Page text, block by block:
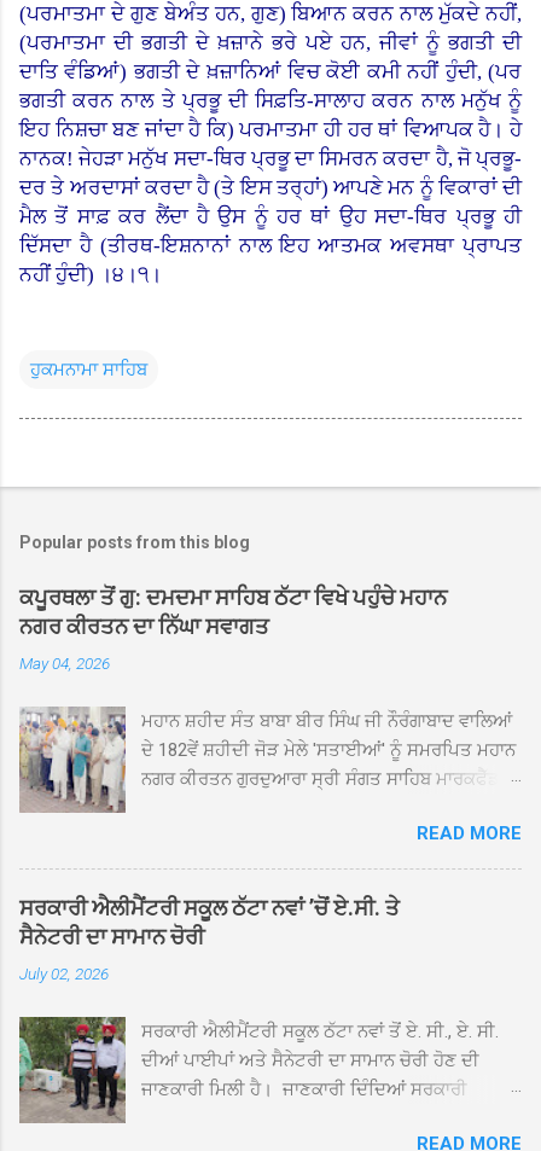
(ਪਰਮਾਤਮਾ ਦੇ ਗੁਣ ਬੇਅੰਤ ਹਨ, ਗੁਣ) ਬਿਆਨ ਕਰਨ ਨਾਲ ਮੁੱਕਦੇ ਨਹੀਂ,
(ਪਰਮਾਤਮਾ ਦੀ ਭਗਤੀ ਦੇ ਖ਼ਜ਼ਾਨੇ ਭਰੇ ਪਏ ਹਨ, ਜੀਵਾਂ ਨੂੰ ਭਗਤੀ ਦੀ
ਦਾਤਿ ਵੰਡਿਆਂ) ਭਗਤੀ ਦੇ ਖ਼ਜ਼ਾਨਿਆਂ ਵਿਚ ਕੋਈ ਕਮੀ ਨਹੀਂ ਹੁੰਦੀ, (ਪਰ
ਭਗਤੀ ਕਰਨ ਨਾਲ ਤੇ ਪ੍ਰਭੂ ਦੀ ਸਿਫ਼ਤਿ-ਸਾਲਾਹ ਕਰਨ ਨਾਲ ਮਨੁੱਖ ਨੂੰ
ਇਹ ਨਿਸ਼ਚਾ ਬਣ ਜਾਂਦਾ ਹੈ ਕਿ) ਪਰਮਾਤਮਾ ਹੀ ਹਰ ਥਾਂ ਵਿਆਪਕ ਹੈ। ਹੇ
ਨਾਨਕ! ਜੇਹੜਾ ਮਨੁੱਖ ਸਦਾ-ਥਿਰ ਪ੍ਰਭੂ ਦਾ ਸਿਮਰਨ ਕਰਦਾ ਹੈ, ਜੋ ਪ੍ਰਭੂ-
ਦਰ ਤੇ ਅਰਦਾਸਾਂ ਕਰਦਾ ਹੈ (ਤੇ ਇਸ ਤਰ੍ਹਾਂ) ਆਪਣੇ ਮਨ ਨੂੰ ਵਿਕਾਰਾਂ ਦੀ
ਮੈਲ ਤੋਂ ਸਾਫ਼ ਕਰ ਲੈਂਦਾ ਹੈ ਉਸ ਨੂੰ ਹਰ ਥਾਂ ਉਹ ਸਦਾ-ਥਿਰ ਪ੍ਰਭੂ ਹੀ
ਦਿੱਸਦਾ ਹੈ (ਤੀਰਥ-ਇਸ਼ਨਾਨਾਂ ਨਾਲ ਇਹ ਆਤਮਕ ਅਵਸਥਾ ਪ੍ਰਾਪਤ
ਨਹੀਂ ਹੁੰਦੀ) ।੪।੧।
ਹੁਕਮਨਾਮਾ ਸਾਹਿਬ
Popular posts from this blog
ਕਪੂਰਥਲਾ ਤੋਂ ਗੁ: ਦਮਦਮਾ ਸਾਹਿਬ ਠੱਟਾ ਵਿਖੇ ਪਹੁੰਚੇ ਮਹਾਨ
ਨਗਰ ਕੀਰਤਨ ਦਾ ਨਿੱਘਾ ਸਵਾਗਤ
May 04, 2026
ਮਹਾਨ ਸ਼ਹੀਦ ਸੰਤ ਬਾਬਾ ਬੀਰ ਸਿੰਘ ਜੀ ਨੌਰੰਗਾਬਾਦ ਵਾਲਿਆਂ
ਦੇ 182ਵੇਂ ਸ਼ਹੀਦੀ ਜੋੜ ਮੇਲੇ 'ਸਤਾਈਆਂ' ਨੂੰ ਸਮਰਪਿਤ ਮਹਾਨ
ਨਗਰ ਕੀਰਤਨ ਗੁਰਦੁਆਰਾ ਸ੍ਰੀ ਸੰਗਤ ਸਾਹਿਬ ਮਾਰਕਫੈੱਡ
ਸਰਪ੍ਰਸਤੀ ਹੇਠ, ਪੰਜ ਪਿਆਰਿਆਂ ਦੀ ਅਗਵਾਈ ਵਿੱਚ
ਮਹੱਲਾ ਸੰਤਪੁਰਾ ਤੋਂ ਪ੍ਰਾਰੰਭ ਹੋ ਕੇ ਪਿੰਡ ਭਗਤਪੁਰ,
ਭਗਵਾਨਪੁਰ, ਝੁੱਗੀਆਂ ਗੁਲਾਮ, ਮਜਾਦਪੁਰ, ਕੁੱਲੀਆਂ, ਰੱਤਾ ਨੌ
ਅਬਾਦ, ਕੋਲੀਆਂਵਾਲ, ਅੱਡਾ ਸਾਬੂਵਾਲ, ਦਰੀਏਵਾਲ,
ਵਿਖੇ ਪਹੁੰਚਣ ’ਤੇ ਮੁੱਖ ਸੇਵਾਦਾਰ ਸੰਤ ਬਾਬਾ ਹਰਜੀਤ ਸਿੰਘ ਤੇ
ਇਲਾਕੇ ਦੀਆਂ ਸੰਗਤਾਂ ਵੱਲੋਂ ਜੈਕਾਰਿਆਂ ਦੀ ਗੂੰਜ ਵਿਚ ਨਿੱਘਾ
ਸਵਾਗਤ ਕੀਤਾ ਗਿਆ। ਗੁਰਦੁਆਰਾ ਸ੍ਰੀ ਦਮਦਮਾ ਸਾਹਿਬ
READ MORE
ਸਰਕਾਰੀ ਐਲੀਮੈਂਟਰੀ ਸਕੂਲ ਠੱਟਾ ਨਵਾਂ ’ਚੋਂ ਏ.ਸੀ. ਤੇ
ਸੈਨੇਟਰੀ ਦਾ ਸਾਮਾਨ ਚੋਰੀ
July 02, 2026
ਸਰਕਾਰੀ ਐਲੀਮੈਂਟਰੀ ਸਕੂਲ ਠੱਟਾ ਨਵਾਂ ਤੋਂ ਏ. ਸੀ., ਏ. ਸੀ.
ਦੀਆਂ ਪਾਈਪਾਂ ਅਤੇ ਸੈਨੇਟਰੀ ਦਾ ਸਾਮਾਨ ਚੋਰੀ ਹੋਣ ਦੀ
ਜਾਣਕਾਰੀ ਮਿਲੀ ਹੈ। ਜਾਣਕਾਰੀ ਦਿੰਦਿਆਂ ਸਰਕਾਰੀ
READ MORE